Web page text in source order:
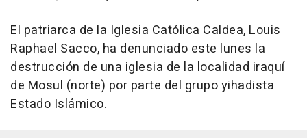
El patriarca de la Iglesia Católica Caldea, Louis
Raphael Sacco, ha denunciado este lunes la
destrucción de una iglesia de la localidad iraquí
de Mosul (norte) por parte del grupo yihadista
Estado Islámico.